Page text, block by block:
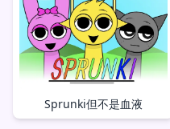
Sprunki但不是血液